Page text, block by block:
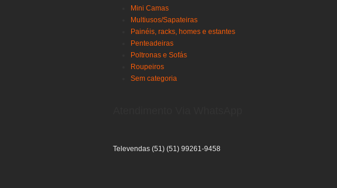
Mini Camas
Multiusos/Sapateiras
Painéis, racks, homes e estantes
Penteadeiras
Poltronas e Sofás
Roupeiros
Sem categoria
Televendas (51) (51) 99261-9458